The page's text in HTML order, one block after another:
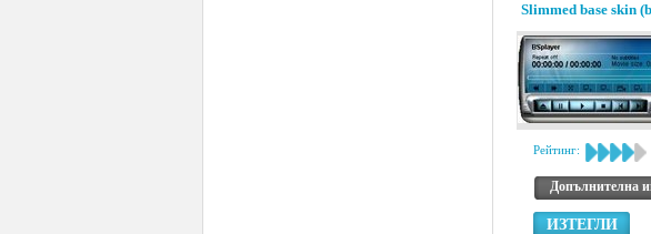
Slimmed base skin
Рейтинг:
Допълнителна
ИЗТЕГЛИ